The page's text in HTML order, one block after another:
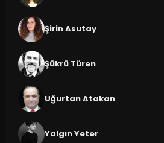
Şirin Asutay
Şükrü Türen
Uğurtan Atakan
Yalgın Yeter